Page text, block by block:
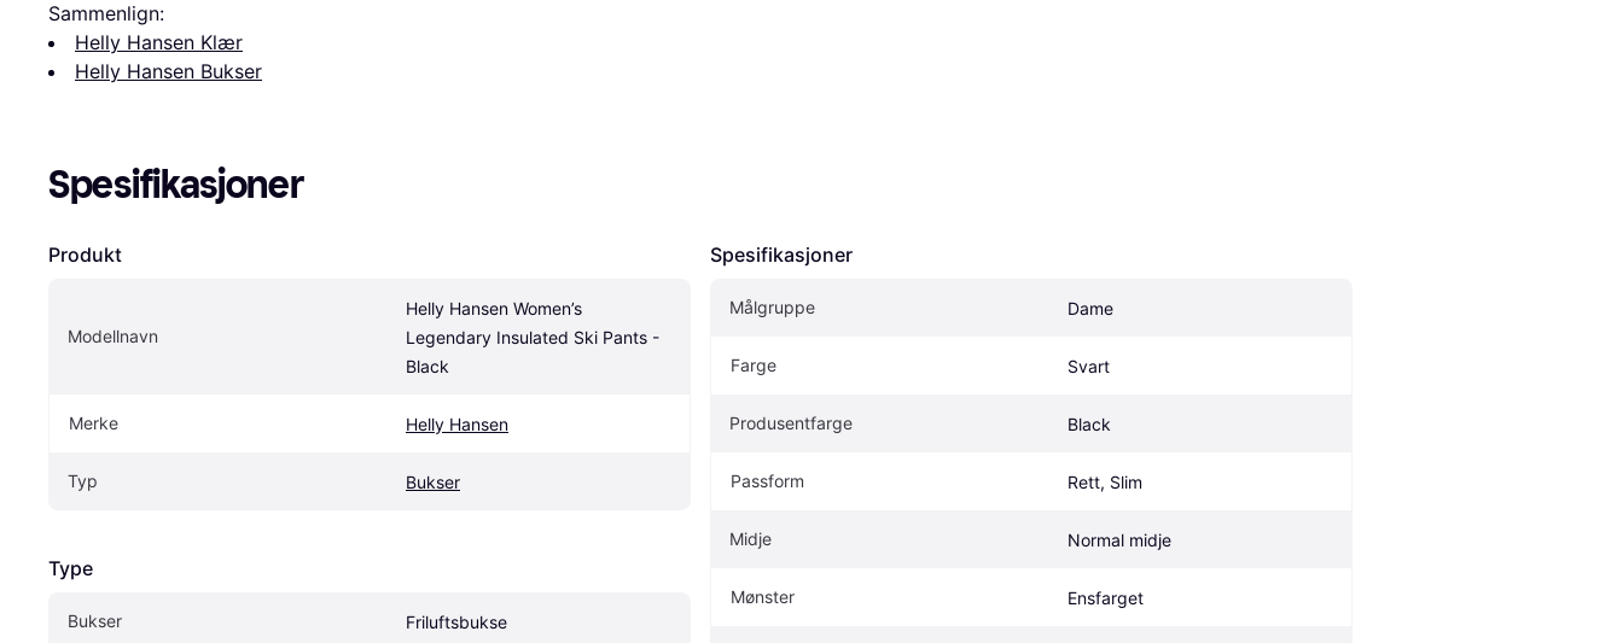
Sammenlign:
Helly Hansen Klær
Helly Hansen Bukser
Spesifikasjoner
Produkt
Modellnavn
Helly Hansen Women’s
Legendary Insulated Ski Pants -
Black
Merke Helly Hansen
Typ Bukser
Type
Bukser Friluftsbukse
Spesifikasjoner
Målgruppe Dame
Farge Svart
Produsentfarge Black
Passform Rett, Slim
Midje Normal midje
Mønster Ensfarget